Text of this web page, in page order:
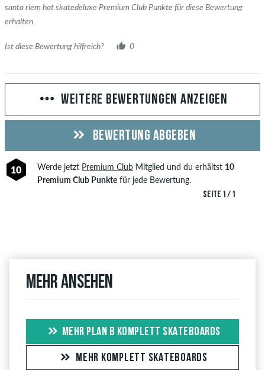
santa riem hat skatedeluxe Premium Club Punkte für diese Bewertung
erhalten.
Ist diese Bewertung hilfreich? 0
SEITE 1 / 1
WEITERE BEWERTUNGEN ANZEIGEN
BEWERTUNG ABGEBEN
10 Werde jetzt Premium ClubMitglied und du erhältst 10
Premium Club Punktefür jede Bewertung.
Mehr ansehen
MEHR PLAN B KOMPLETT SKATEBOARDS
MEHR KOMPLETT SKATEBOARDS